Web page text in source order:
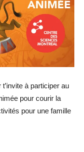
à participer au
pour courir la
pour une famille